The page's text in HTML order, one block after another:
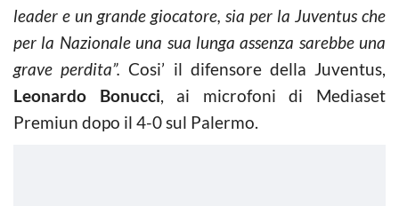
leader e un grande giocatore, sia per la Juventus che
per la Nazionale una sua lunga assenza sarebbe una
grave perdita”. Cosi’ il difensore della Juventus,
Leonardo Bonucci, ai microfoni di Mediaset
Premiun dopo il 4-0 sul Palermo.